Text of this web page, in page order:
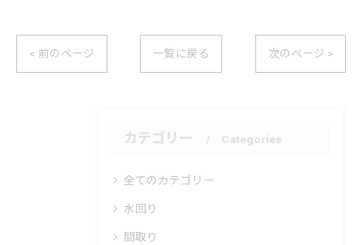
< 前のページ 一覧に戻る 次のページ >
カテゴリー Categories
全てのカテゴリー
水回り
間取り